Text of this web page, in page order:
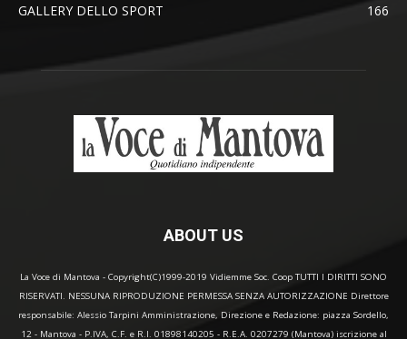
GALLERY DELLO SPORT
166
ABOUT US
La Voce di Mantova - Copyright(C)1999-2019 Vidiemme Soc. Coop TUTTI I DIRITTI SONO
RISERVATI. NESSUNA RIPRODUZIONE PERMESSA SENZA AUTORIZZAZIONE Direttore
responsabile: Alessio Tarpini Amministrazione, Direzione e Redazione: piazza Sordello,
12 - Mantova - P.IVA, C.F. e R.I. 01898140205 - R.E.A. 0207279 (Mantova) iscrizione al